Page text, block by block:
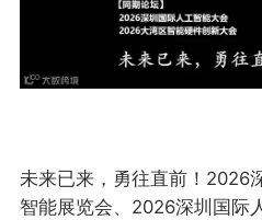
未来已来，勇往直前！2026
智能展览会、2026深圳国际